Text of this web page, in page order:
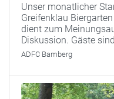
Unser monatlicher
Greifenklau
dient zum
Diskussion. Gäste
ADFC Bamberg